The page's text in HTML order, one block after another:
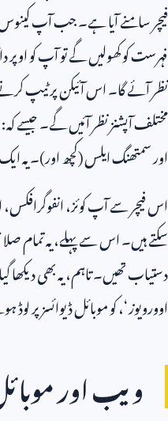
فیچر سامنے آیا ہے۔ جب آپ کینوس
فہرست کو کھولیں گے تو آپ کو
نظر آئے گا۔ اس آئیکن پر ٹیپ
مختلف آپشنز نظر آئیں گے۔ جیسے کہ:
اور سمتھنگ ایلس (کچھ اور)۔ یہ
اس فیچر سے آپ کوئز، انفوگرافکس،
سکتے ہیں۔ اس سے پہلے، یہ تمام
دستیاب تھیں۔ تاہم، یہ بھی دیکھا
اوورویوز‘، کو موبائل ڈیوائسز پر
ویب اور